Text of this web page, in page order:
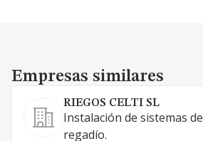
Empresas similares
Empresas similares
RIEGOS CELTI SL
Instalación de sistemas de
regadío.